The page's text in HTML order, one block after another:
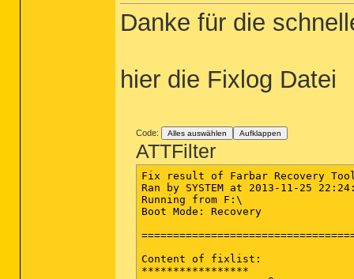
Danke für die
hier die Fixlog Datei
Code: Alles auswählen Aufklappen
ATTFilter
Fix result of Farbar Recovery
Ran by SYSTEM at 2013-11-25
Running from F:\
Boot Mode: Recovery
Content of fixlist:
*****************